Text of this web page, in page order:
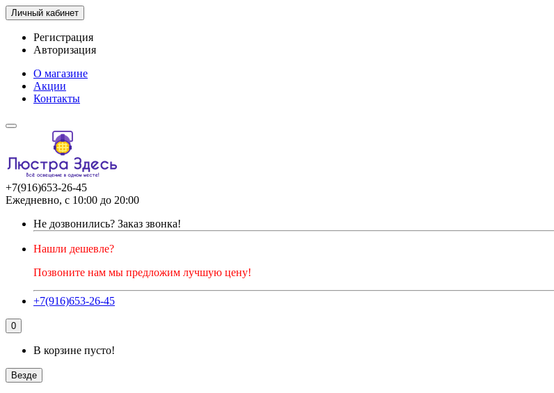
Личный кабинет
Регистрация
Авторизация
О магазине
Акции
Контакты
+7(916)653-26-45
Ежедневно, с 10:00 до 20:00
Не дозвонились? Заказ звонка!
Нашли дешевле?
Позвоните нам мы предложим лучшую цену!
+7(916)653-26-45
0
В корзине пусто!
Везде